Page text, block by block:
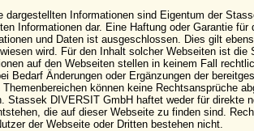
dargestellten Informationen sind Eigentum der
Informationen dar. Eine Haftung oder Garantie
und Daten ist ausgeschlossen. Dies gilt
wird. Für den Inhalt solcher Webseiten ist
auf den Webseiten stellen in keinem Fall
Bedarf Änderungen oder Ergänzungen der
können keine Rechtsansprüche
Stassek DIVERSIT GmbH haftet weder für direkte
die auf dieser Webseite zu finden sind.
der Webseite oder Dritten bestehen nicht.